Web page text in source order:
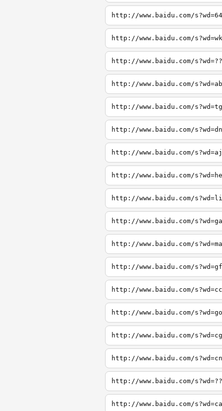
http://www.baidu.com/s?wd=64
http://www.baidu.com/s?wd=wk
http://www.baidu.com/s?wd=??
http://www.baidu.com/s?wd=ab
http://www.baidu.com/s?wd=tg
http://www.baidu.com/s?wd=dn
http://www.baidu.com/s?wd=aj
http://www.baidu.com/
http://www.baidu.com/
http://www.baidu.com/
http://www.baidu.com/
http://www.baidu.com/
http://www.baidu.com/
http://www.baidu.com/
http://www.baidu.com/
http://www.baidu.com/
http://www.baidu.com/
http://www.baidu.com/